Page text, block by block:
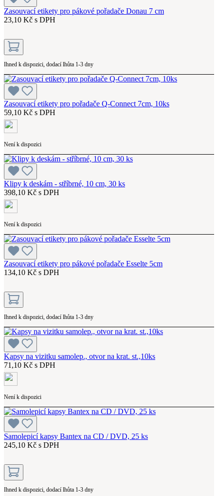
Zasouvací etikety pro pákové pořadače Donau 7 cm
23,10 Kč s DPH
Ihned k dispozici, dodací lhůta 1-3 dny
Zasouvací etikety pro pořadače Q-Connect 7cm, 10ks
59,10 Kč s DPH
Není k dispozici
Klipy k deskám - stříbrné, 10 cm, 30 ks
398,10 Kč s DPH
Není k dispozici
Zasouvací etikety pro pákové pořadače Esselte 5cm
134,10 Kč s DPH
Ihned k dispozici, dodací lhůta 1-3 dny
Kapsy na vizitku samolep., otvor na krat. st.,10ks
71,10 Kč s DPH
Není k dispozici
Samolepicí kapsy Bantex na CD / DVD, 25 ks
245,10 Kč s DPH
Ihned k dispozici, dodací lhůta 1-3 dny